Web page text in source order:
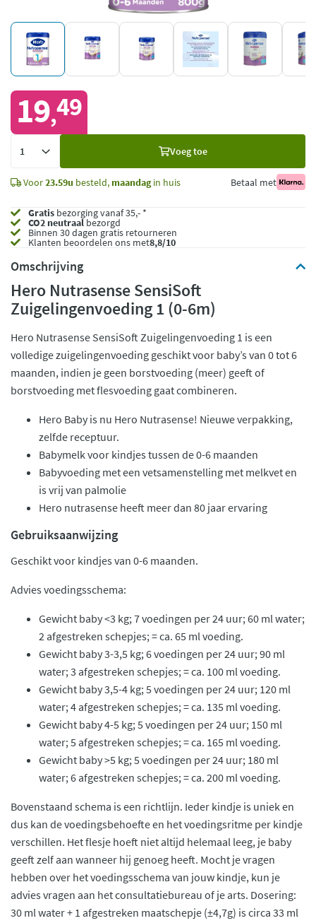
19,49
Voeg toe
Voor23.59u besteld, maandagin huis Betaal met
Gratis bezorging vanaf 35,- *
CO2 neutraalbezorgd
Binnen 30 dagen gratis retourneren
Klanten beoordelen ons met8,8/10
Omschrijving
Hero Nutrasense SensiSoft
Zuigelingenvoeding 1 (0-6m)
Hero Nutrasense SensiSoft Zuigelingenvoeding 1 is een
volledige zuigelingenvoeding geschikt voor baby’s van 0 tot 6
maanden, indien je geen borstvoeding (meer) geeft of
borstvoeding met flesvoeding gaat combineren.
Hero Baby is nu Hero Nutrasense! Nieuwe verpakking,
zelfde receptuur.
Babymelk voor kindjes tussen de 0-6 maanden
Babyvoeding met een vetsamenstelling met melkvet en
is vrij van palmolie
Hero nutrasense heeft meer dan 80 jaar ervaring
Gebruiksaanwijzing
Geschikt voor kindjes van 0-6 maanden.
Advies voedingsschema:
Gewicht baby <3 kg; 7 voedingen per 24 uur; 60 ml water;
2 afgestreken schepjes; = ca. 65 ml voeding.
Gewicht baby 3-3,5 kg; 6 voedingen per 24 uur; 90 ml
water; 3 afgestreken schepjes; = ca. 100 ml voeding.
Gewicht baby 3,5-4 kg; 5 voedingen per 24 uur; 120 ml
water; 4 afgestreken schepjes; = ca. 135 ml voeding.
Gewicht baby 4-5 kg; 5 voedingen per 24 uur; 150 ml
water; 5 afgestreken schepjes; = ca. 165 ml voeding.
Gewicht baby >5 kg; 5 voedingen per 24 uur; 180 ml
water; 6 afgestreken schepjes; = ca. 200 ml voeding.
Bovenstaand schema is een richtlijn. Ieder kindje is uniek en
dus kan de voedingsbehoefte en het voedingsritme per kindje
verschillen. Het flesje hoeft niet altijd helemaal leeg, je baby
geeft zelf aan wanneer hij genoeg heeft. Mocht je vragen
hebben over het voedingsschema van jouw kindje, kun je
advies vragen aan het consultatiebureau of je arts. Dosering:
30 ml water + 1 afgestreken maatschepje (±4,7g) is circa 33 ml